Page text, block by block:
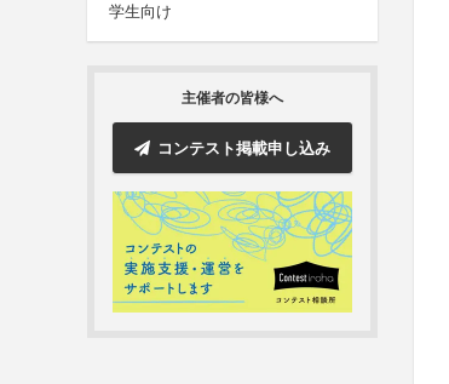
学生向け
主催者の皆様へ
コンテスト掲載申し込み